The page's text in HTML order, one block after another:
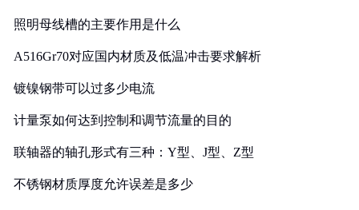
照明母线槽的主要作用是什么
A516Gr70对应国内材质及低温冲击要求解析
镀镍钢带可以过多少电流
计量泵如何达到控制和调节流量的目的
联轴器的轴孔形式有三种：Y型、J型、Z型
不锈钢材质厚度允许误差是多少